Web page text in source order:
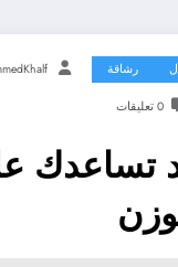
رشاقة
0 تعليقات
تساعدك